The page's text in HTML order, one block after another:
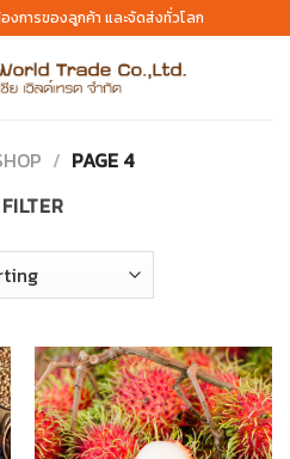
การของลูกค้า และจัดส่งทั่วโลก
/ PAGE 4
FILTER